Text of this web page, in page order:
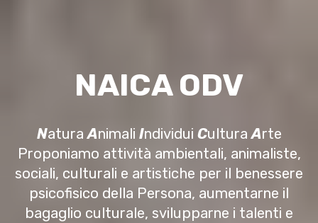
NAICA ODV
NaturaAnimali Individui CulturaArte
Proponiamo attività ambientali, animaliste,
sociali, culturali e artistiche per il benessere
psicofisico della Persona, aumentarne il
bagaglio culturale, svilupparne i talenti e